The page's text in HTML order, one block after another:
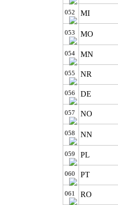
052 MI
053 MO
054 MN
055 NR
056 DE
057 NO
058 NN
059 PL
060 PT
061 RO